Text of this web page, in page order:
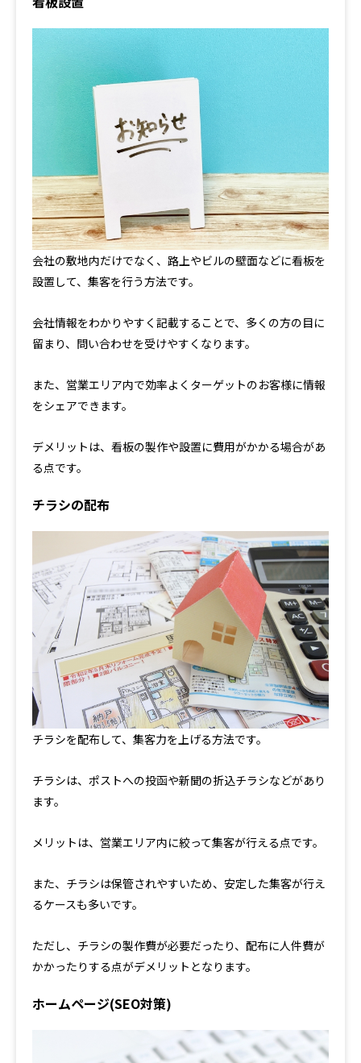
会社の敷地内だけでなく、路上やビルの壁面などに看板を
設置して、集客を行う方法です。
会社情報をわかりやすく記載することで、多くの方の目に
留まり、問い合わせを受けやすくなります。
また、営業エリア内で効率よくターゲットのお客様に情報
をシェアできます。
デメリットは、看板の製作や設置に費用がかかる場合があ
る点です。
チラシの配布
チラシを配布して、集客力を上げる方法です。
チラシは、ポストへの投函や新聞の折込チラシなどがあり
ます。
メリットは、営業エリア内に絞って集客が行える点です。
また、チラシは保管されやすいため、安定した集客が行え
るケースも多いです。
ただし、チラシの製作費が必要だったり、配布に人件費が
かかったりする点がデメリットとなります。
ホームページ(SEO対策)